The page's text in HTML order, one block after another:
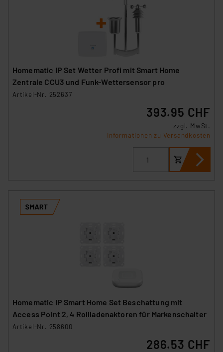
Homematic IP Set Wetter Profi mit Smart Home
Zentrale CCU3 und Funk-Wettersensor pro
Artikel-Nr. 252637
393.95 CHF
zzgl. MwSt.
Informationen zu Versandkosten
Homematic IP Smart Home Set Beschattung mit
Access Point 2, 4 Rollladenaktoren für Markenschalter
Artikel-Nr. 258600
286.53 CHF